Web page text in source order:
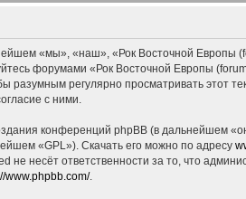
«мы», «наш», «Рок Восточной Европы
форумами «Рок Восточной Европы
регулярно просматривать этот
с ними.
конференций phpBB (в дальнейшем
«GPL»). Скачать его можно по адресу
несёт ответственности за то, что
www.phpbb.com/.